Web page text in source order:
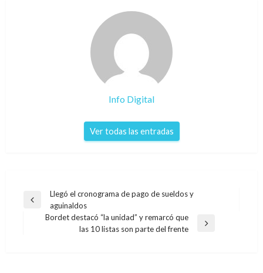
Info Digital
Ver todas las entradas
Navegación
Entrada
anterior
Llegó el cronograma de pago de sueldos y
aguinaldos
Bordet destacó “la unidad” y remarcó que
las 10 listas son parte del frente